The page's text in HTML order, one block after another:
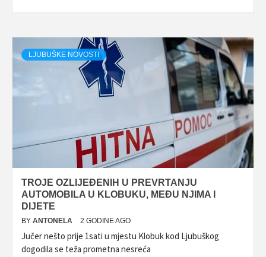
LJUBUŠKE NOVOSTI
TROJE OZLIJEĐENIH U PREVRTANJU
AUTOMOBILA U KLOBUKU, MEĐU NJIMA I
DIJETE
BY ANTONELA 2 GODINE AGO
Jučer nešto prije 1sati u mjestu Klobuk kod Ljubuškog
dogodila se teža prometna nesreća